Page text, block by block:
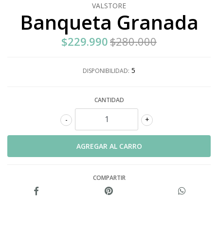
VALSTORE
Banqueta Granada
$229.990$280.000
DISPONIBILIDAD: 5
CANTIDAD
+
-
COMPARTIR